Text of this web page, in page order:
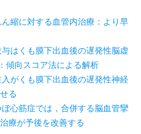
縮に対する血管内治療：より早
はくも膜下出血後の遅発性脳虚
傾向スコア法による解析
がくも膜下出血後の遅発性神経
る
心筋症では，合併する脳血管攣
療が予後を改善する